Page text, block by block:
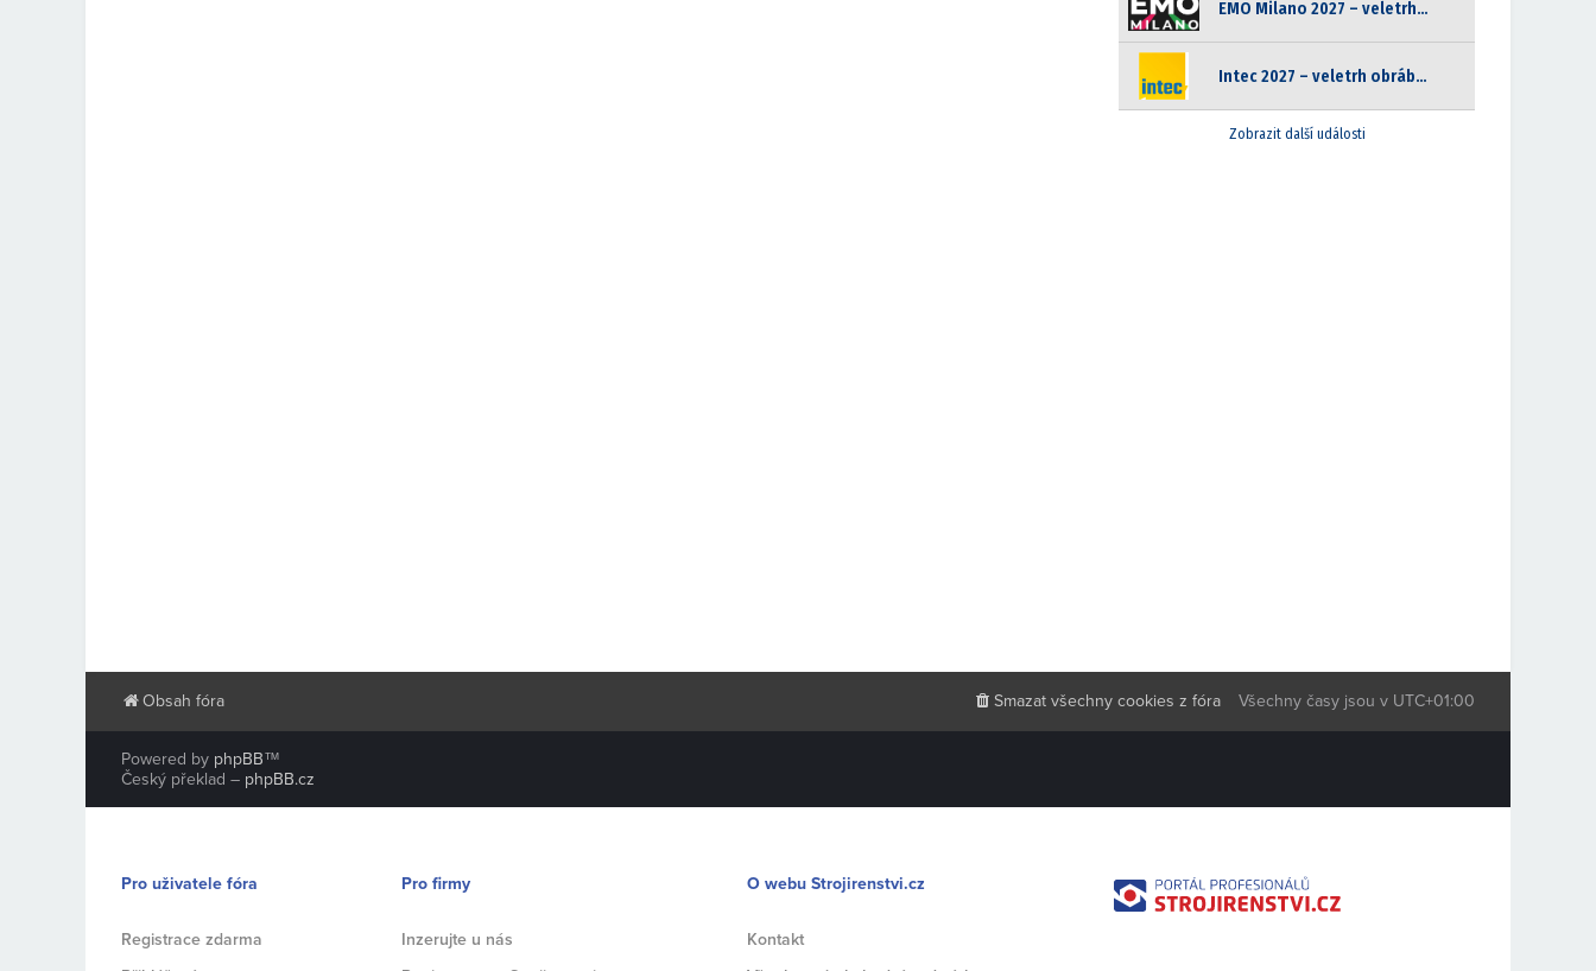
Obsah fóra Všechny časy jsou v UTC+01:00
Smazat všechny cookies z fóra
Powered by phpBB™
Český překlad – phpBB.cz
Pro uživatele fóra
Registrace zdarma
Pro firmy
Inzerujte u nás
O webu Strojirenstvi.cz
Kontakt